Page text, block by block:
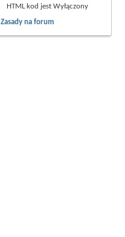
HTML kod jestWyłączony
Zasady na forum